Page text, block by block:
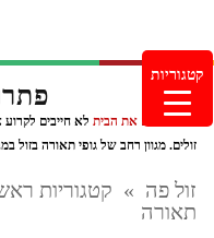
מוצרים חדשים
כשמעצבים את הבית לא חייבים
זולים. מגוון רחב של גופי תאורה בזול
זול פה » קטגוריות
תאורה
קטגוריות